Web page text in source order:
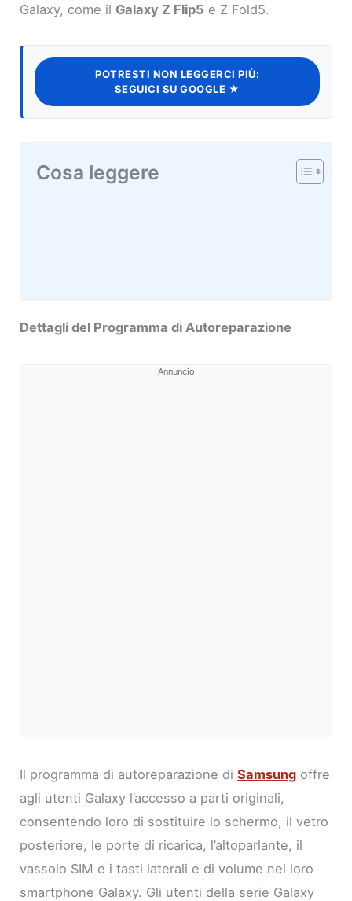
Galaxy, come il Galaxy Z Flip5 e Z Fold5.
POTRESTI NON LEGGERCI PIÙ:
SEGUICI SU GOOGLE ★
Cosa leggere
Dettagli del Programma di Autoreparazione
Annuncio
Il programma di autoreparazione diSamsung offre
agli utenti Galaxy l’accesso a parti originali,
consentendo loro di sostituire lo schermo, il vetro
posteriore, le porte di ricarica, l’altoparlante, il
vassoio SIM e i tasti laterali e di volume nei loro
smartphone Galaxy. Gli utenti della serie Galaxy